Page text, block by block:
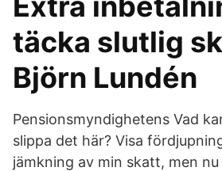
täcka slutlig
Björn Lundén
Pensionsmyndighetens Vad
slippa det här? Visa
jämkning av min skatt, men